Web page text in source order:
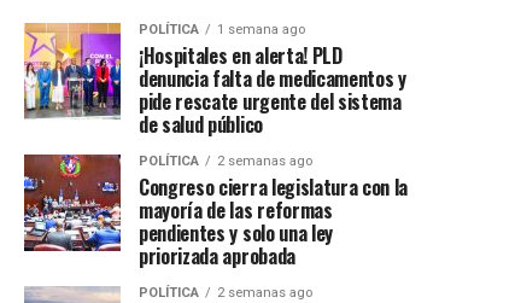
POLÍTICA 1 semana ago
¡Hospitales en alerta! PLD
denuncia falta de medicamentos y
pide rescate urgente del sistema
de salud público
POLÍTICA 2 semanas ago
Congreso cierra legislatura con la
mayoría de las reformas
pendientes y solo una ley
priorizada aprobada
POLÍTICA 2 semanas ago